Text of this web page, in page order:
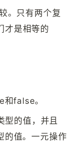
。只有两个复
才是相等的
和false。
的值，并且
的值。一元操作